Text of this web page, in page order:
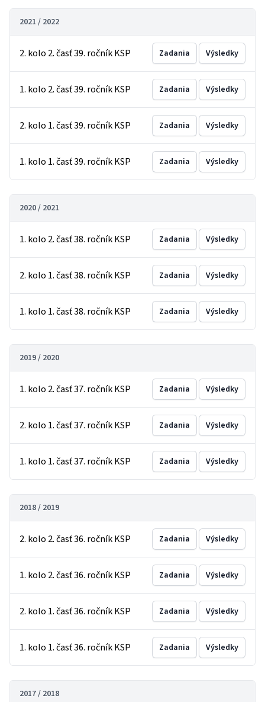
2021 / 2022
2. kolo 2. časť 39. ročník KSP Zadania Výsledky
1. kolo 2. časť 39. ročník KSP Zadania Výsledky
2. kolo 1. časť 39. ročník KSP Zadania Výsledky
1. kolo 1. časť 39. ročník KSP Zadania Výsledky
2020 / 2021
1. kolo 2. časť 38. ročník KSP Zadania Výsledky
2. kolo 1. časť 38. ročník KSP Zadania Výsledky
1. kolo 1. časť 38. ročník KSP Zadania Výsledky
2019 / 2020
1. kolo 2. časť 37. ročník KSP Zadania Výsledky
2. kolo 1. časť 37. ročník KSP Zadania Výsledky
1. kolo 1. časť 37. ročník KSP Zadania Výsledky
2018 / 2019
2. kolo 2. časť 36. ročník KSP Zadania Výsledky
1. kolo 2. časť 36. ročník KSP Zadania Výsledky
2. kolo 1. časť 36. ročník KSP Zadania Výsledky
1. kolo 1. časť 36. ročník KSP Zadania Výsledky
2017 / 2018